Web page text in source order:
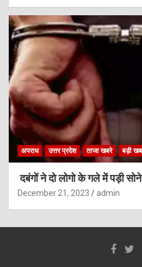
अपराध उत्तर प्रदेश ताजा खबरे बड़ी
दबंगों ने दो लोगो के गले में पड़ी
December 21, 2023 admin